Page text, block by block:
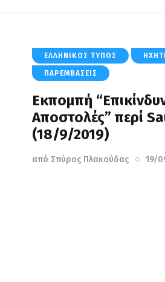
ΕΛΛΗΝΙΚΌΣ ΤΎΠΟΣ
ΠΑΡΕΜΒΆΣΕΙΣ
Εκπομπή
Αποστολές” περί
(18/9/2019)
από Σπύρος Πλακούδας 19/